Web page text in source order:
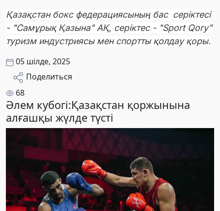
Қазақстан бокс федерациясының бас серіктесі
- "Самұрық Қазына" АҚ, серіктес - "Sport Qory"
туризм индустриясы мен спортты қолдау қоры.
05 шілде, 2025
Поделиться
68
Әлем кубогі:Қазақстан қоржынына
алғашқы жүлде түсті